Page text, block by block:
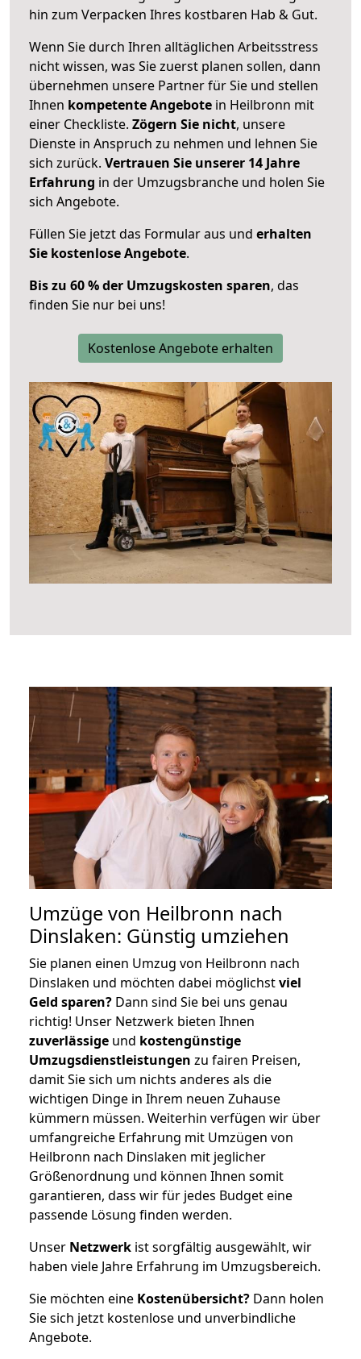
hin zum Verpacken Ihres kostbaren Hab & Gut.
Wenn Sie durch Ihren alltäglichen Arbeitsstress
nicht wissen, was Sie zuerst planen sollen, dann
übernehmen unsere Partner für Sie und stellen
Ihnen kompetente Angebote in Heilbronn mit
einer Checkliste. Zögern Sie nicht, unsere
Dienste in Anspruch zu nehmen und lehnen Sie
sich zurück. Vertrauen Sie unserer 14 Jahre
Erfahrung in der Umzugsbranche und holen Sie
sich Angebote.
Füllen Sie jetzt das Formular aus und erhalten
Sie kostenlose Angebote.
Bis zu 60 % der Umzugskosten sparen, das
finden Sie nur bei uns!
Kostenlose Angebote erhalten
Umzüge von Heilbronn nach
Dinslaken: Günstig umziehen
Sie planen einen Umzug von Heilbronn nach
Dinslaken und möchten dabei möglichstviel
Geld sparen? Dann sind Sie bei uns genau
richtig! Unser Netzwerk bieten Ihnen
zuverlässige und kostengünstige
Umzugsdienstleistungen zu fairen Preisen,
damit Sie sich um nichts anderes als die
wichtigen Dinge in Ihrem neuen Zuhause
kümmern müssen. Weiterhin verfügen wir über
umfangreiche Erfahrung mit Umzügen von
Heilbronn nach Dinslaken mit jeglicher
Größenordnung und können Ihnen somit
garantieren, dass wir für jedes Budget eine
passende Lösung finden werden.
Unser Netzwerk ist sorgfältig ausgewählt, wir
haben viele Jahre Erfahrung im Umzugsbereich.
Sie möchten eine Kostenübersicht? Dann holen
Sie sich jetzt kostenlose und unverbindliche
Angebote.